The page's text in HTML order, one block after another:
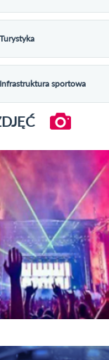
Turystyka
Infrastruktura sportowa